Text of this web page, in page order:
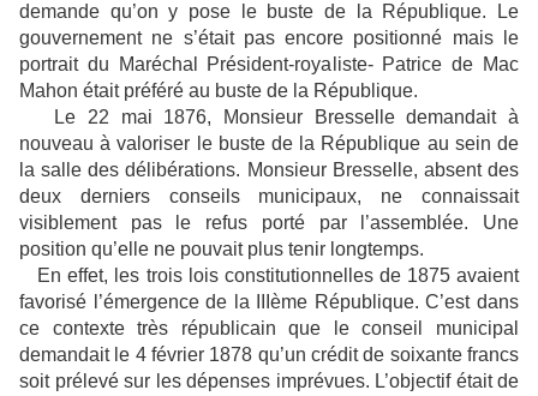
demande qu’on y pose le buste de la République. Le
gouvernement ne s’était pas encore positionné mais le
portrait du Maréchal Président-royaliste- Patrice de Mac
Mahon était préféré au buste de la République.
Le 22 mai 1876, Monsieur Bresselle demandait à
nouveau à valoriser le buste de la République au sein de
la salle des délibérations. Monsieur Bresselle, absent des
deux derniers conseils municipaux, ne connaissait
visiblement pas le refus porté par l’assemblée. Une
position qu’elle ne pouvait plus tenir longtemps.
En effet, les trois lois constitutionnelles de 1875 avaient
favorisé l’émergence de la IIIème République. C’est dans
ce contexte très républicain que le conseil municipal
demandait le 4 février 1878 qu’un crédit de soixante francs
soit prélevé sur les dépenses imprévues. L’objectif était de